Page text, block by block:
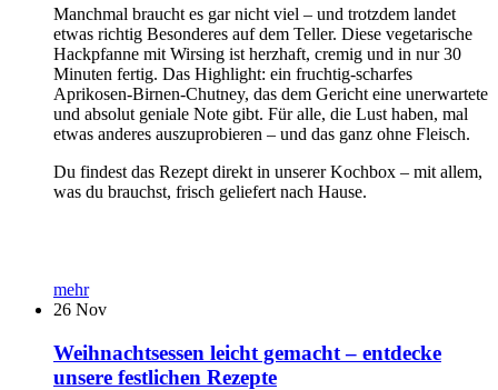
Manchmal braucht es gar nicht viel – und trotzdem landet
etwas richtig Besonderes auf dem Teller. Diese vegetarische
Hackpfanne mit Wirsing ist herzhaft, cremig und in nur 30
Minuten fertig. Das Highlight: ein fruchtig-scharfes
Aprikosen-Birnen-Chutney, das dem Gericht eine unerwartete
und absolut geniale Note gibt. Für alle, die Lust haben, mal
etwas anderes auszuprobieren – und das ganz ohne Fleisch.
Du findest das Rezept direkt in unserer Kochbox – mit allem,
was du brauchst, frisch geliefert nach Hause.
mehr
26 Nov
Weihnachtsessen leicht gemacht – entdecke
unsere festlichen Rezepte